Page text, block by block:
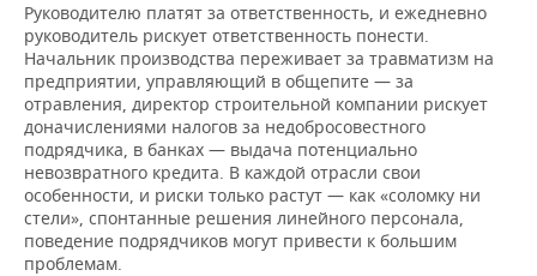
Руководителю платят за ответственность, и ежедневно
руководитель рискует ответственность понести.
Начальник производства переживает за травматизм на
предприятии, управляющий в общепите — за
отравления, директор строительной компании рискует
доначислениями налогов за недобросовестного
подрядчика, в банках — выдача потенциально
невозвратного кредита. В каждой отрасли свои
особенности, и риски только растут — как «соломку ни
стели», спонтанные решения линейного персонала,
поведение подрядчиков могут привести к большим
проблемам.